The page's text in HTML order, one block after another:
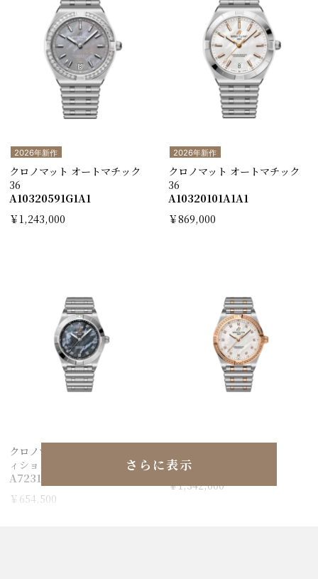
2026年新作
クロノマット オートマチック
36
A10320591G1A1
￥1,243,000
2026年新作
クロノマット オートマチック
36
A10320101A1A1
￥869,000
クロノマット 28 ジャパン エデ
ィション
A72310101B1A1
￥654,500
U72310531A1U1
￥1,342,000
さらに表示